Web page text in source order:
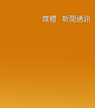
媒體 新聞通訊